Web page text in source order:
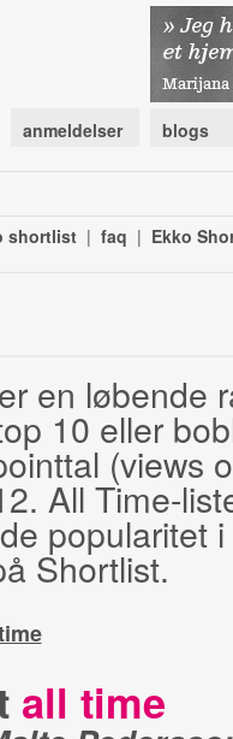
anmeldelser blogs
shortlist | faq | Ekko
en løbende
10 eller
(views
All Time-
popularitet
Shortlist.
all time